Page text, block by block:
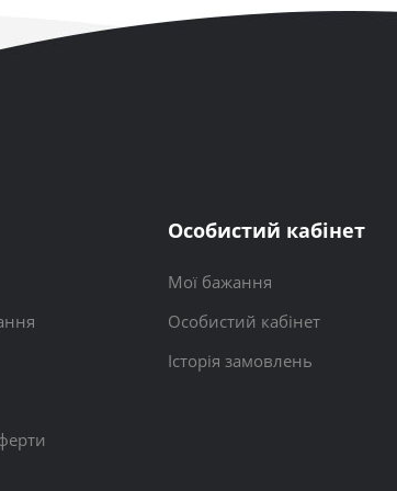
Особистий кабінет
Мої бажання
Особистий кабінет
Історія замовлень